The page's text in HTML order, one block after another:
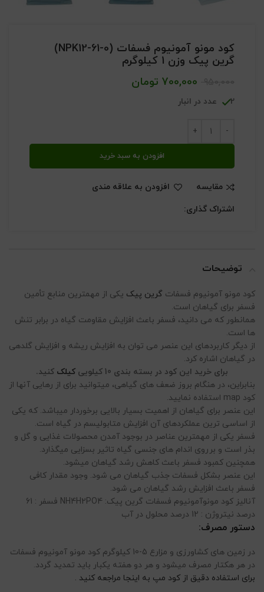
کود مونو آمونیوم فسفات (NPK12-61-0)
گرین پیک وزن 1 کیلوگرم
700,000 تومان
2 عدد در انبار
افزودن به سبد خرید
مقایسه
افزودن به علاقه مندی
اشتراک گذاری:
توضیحات
کود مونو آمونیوم فسفات گرین پیک یکی از مهمترین منابع تأمین
فسفر برای گیاهان است.
همانطور که می دانید، فسفر باعث افزایش مقاومت گیاه در برابر تنش
ها است.
از دیگر کاربردهای این عنصر می توان به افزایش ریشه و افزایش گلدهی
در گیاهان اشاره کرد.
برای خرید این کود در بسته بندی 10 کیلویی
کیلک کنید.
بنابراین، در هنگام بروز ضعف های گیاهی، میتوانید برای از رهایی آنها از
کود map استفاده نمایید.
این عنصر برای گیاهان از اهمیت بسیار بالایی برخوردار میباشد. که یکی
از اساسی ترین عملکردهای آن افزایش متابولیسم در گیاه است.
فسفر یکی از مهمترین عناصر در بوجود آمدن محصولات غذایی و گل و
بذر است و برروی اندام های جنسی گیاه تاثیر بسزایی میگذارد.
همچنین کمبود فسفر باعث کاهش رشد گیاهان میشود.
این عنصر بشکل فسفات جذب گیاهان می شود. وجود مقدار کافی
فسفر باعث افزایش رشد گیاهان می شود.
آنالیز کود مونوآمونیوم فسفات گرین پیک: NH4H2PO4 فسفر : 61
درصد نیتروژن : 12 درصد محلول در آب
دستور مصرف:
در زمین های کشاورزی و مزارع 5-10 کیلوگرم کود مونو آمونیوم فسفات
در هر هکتار مصرف میشود و هر دو هفته یکبار باید تمدید گردد.
برای استفاده دقیق از کود مپ به اینجا مراجعه کنید .